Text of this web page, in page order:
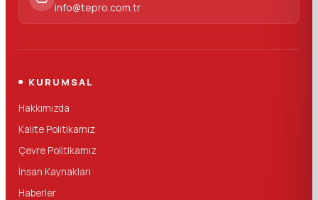
info@tepro.com.tr
KURUMSAL
Hakkımızda
Kalite Politikamız
Çevre Politikamız
İnsan Kaynakları
Haberler